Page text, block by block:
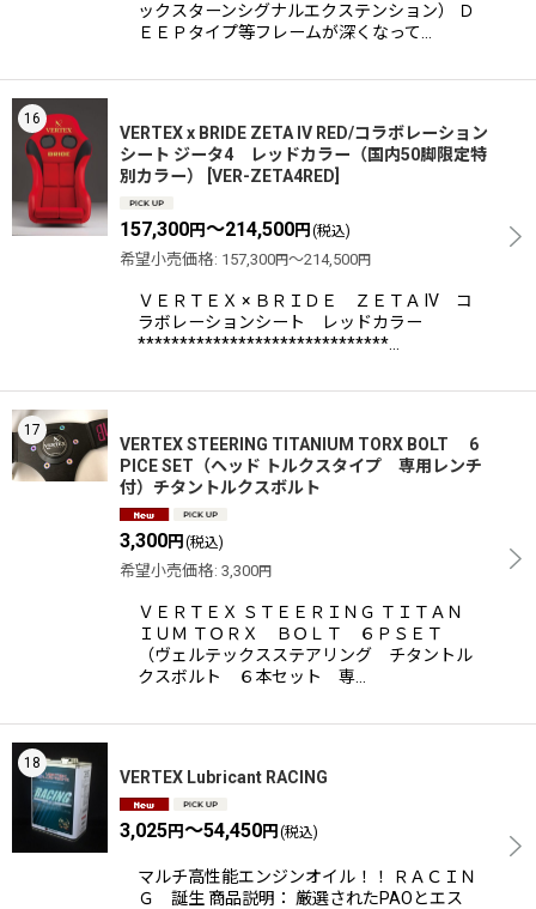
ックスターンシグナルエクステンション） Ｄ
ＥＥＰタイプ等フレームが深くなって…
16
VERTEX x BRIDE ZETA IV RED/コラボレーション
シート ジータ4 レッドカラー（国内50脚限定特
別カラー）
VER-ZETA4RED
157,300円～214,500円 (税込)
希望小売価格: 157,300円～214,500円
ＶＥＲＴＥＸ × ＢＲＩＤＥ ＺＥＴＡ IV コ
ラボレーションシート レッドカラー
******************************…
17
VERTEX STEERING TITANIUM TORX BOLT 6
PICE SET（ヘッド トルクスタイプ 専用レンチ
付）チタントルクスボルト
3,300円 (税込)
希望小売価格: 3,300円
ＶＥＲＴＥＸ ＳＴＥＥＲＩＮＧ ＴＩＴＡＮ
ＩＵＭ ＴＯＲＸ ＢＯＬＴ ６ＰＳＥＴ
（ヴェルテックスステアリング チタントル
クスボルト ６本セット 専…
18
VERTEX Lubricant RACING
3,025円～54,450円 (税込)
マルチ高性能エンジンオイル！！ ＲＡＣＩＮ
Ｇ 誕生 商品説明： 厳選されたPAOとエス